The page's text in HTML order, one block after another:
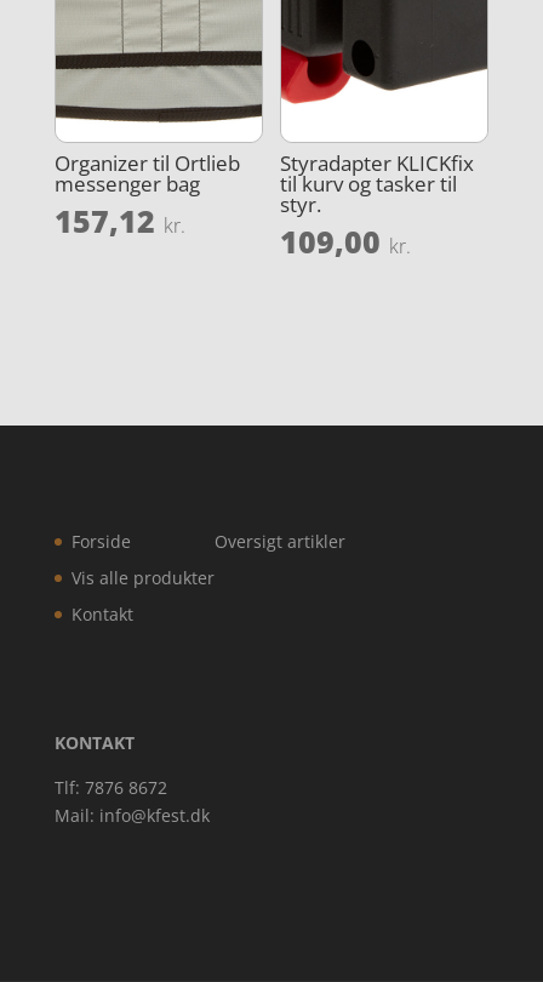
Organizer til Ortlieb
messenger bag
157,12 kr.
Styradapter KLICKfix
til kurv og tasker til
styr.
109,00 kr.
Forside
Vis alle produkter
Kontakt
Oversigt artikler
KONTAKT
Tlf: 7876 8672
Mail: info@kfest.dk